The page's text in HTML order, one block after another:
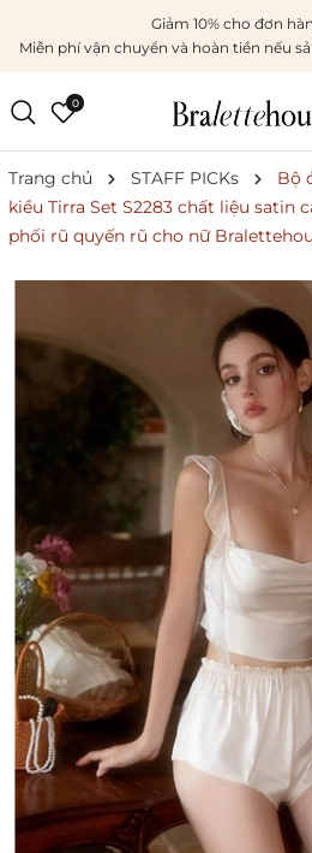
Giảm 10% cho đơn
Miễn phí vận chuyển và hoàn tiền nếu
0
Trang chủ STAFF PICKs
Bộ
kiều Tirra Set S2283 chất liệu satin
phối rũ quyến rũ cho nữ